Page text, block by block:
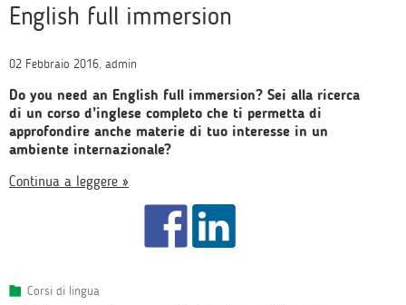
English full immersion
02 Febbraio 2016, admin
Do you need an English full immersion? Sei alla ricerca
di un corso d’inglese completo che ti permetta di
approfondire anche materie di tuo interesse in un
ambiente internazionale?
Continua a leggere »
Corsi di lingua